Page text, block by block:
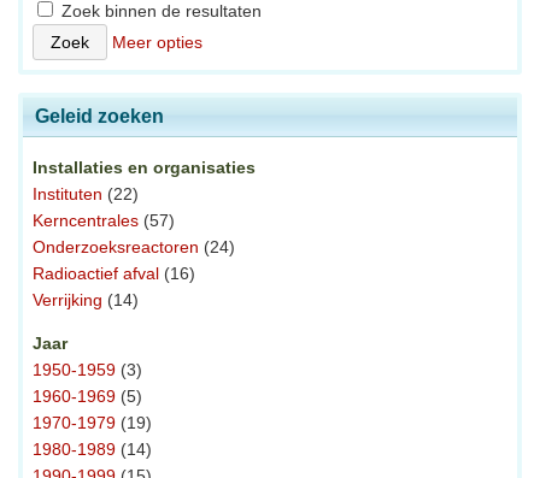
Zoek binnen de resultaten
Meer opties
Geleid zoeken
Installaties en organisaties
Instituten (22)
Kerncentrales (57)
Onderzoeksreactoren (24)
Radioactief afval (16)
Verrijking (14)
Jaar
1950-1959 (3)
1960-1969 (5)
1970-1979 (19)
1980-1989 (14)